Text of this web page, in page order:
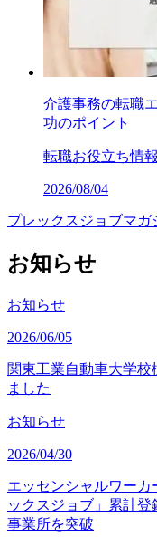
介護事務の転職
功のポイント
転職お役立ち情報
2026/08/04
プレックスジョブマガ
お知らせ
お知らせ
2026/06/05
関東工業自動車大学
ました
お知らせ
2026/04/30
エッセンシャルワー
ックスジョブ」累計
事業所を突破